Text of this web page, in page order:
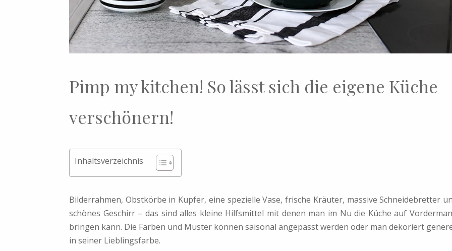
Pimp my kitchen! So lässt sich die eigene Küche
verschönern!
Inhaltsverzeichnis
Bilderrahmen, Obstkörbe in Kupfer, eine spezielle Vase, frische Kräuter, massive Schneidebretter
schönes Geschirr – das sind alles kleine Hilfsmittel mit denen man im Nu die Küche auf
bringen kann. Die Farben und Muster können saisonal angepasst werden oder man dekoriert
in seiner Lieblingsfarbe.